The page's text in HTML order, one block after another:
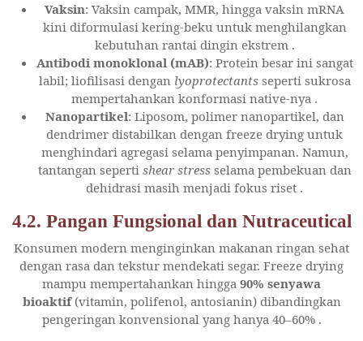
Vaksin: Vaksin campak, MMR, hingga vaksin mRNA
kini diformulasi kering-beku untuk menghilangkan
kebutuhan rantai dingin ekstrem .
Antibodi monoklonal (mAB): Protein besar ini sangat
labil; liofilisasi dengan lyoprotectantsseperti sukrosa
mempertahankan konformasi native-nya .
Nanopartikel: Liposom, polimer nanopartikel, dan
dendrimer distabilkan dengan freeze drying untuk
menghindari agregasi selama penyimpanan. Namun,
tantangan seperti shear stressselama pembekuan dan
dehidrasi masih menjadi fokus riset .
4.2. Pangan Fungsional dan Nutraceutical
Konsumen modern menginginkan makanan ringan sehat
dengan rasa dan tekstur mendekati segar. Freeze drying
mampu mempertahankan hingga 90% senyawa
bioaktif(vitamin, polifenol, antosianin) dibandingkan
pengeringan konvensional yang hanya 40–60% .